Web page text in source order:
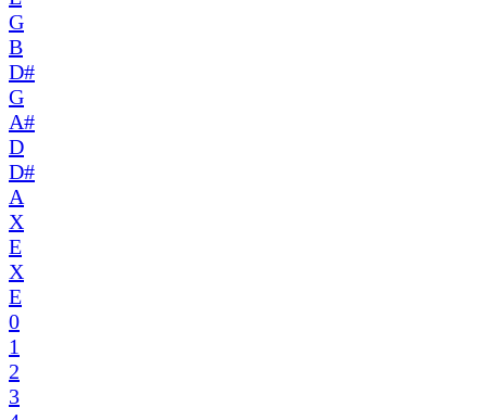
G
B
D#
G
A#
D
D#
A
X
E
X
E
0
1
2
3